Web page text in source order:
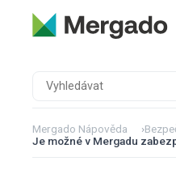
Mergado Nápověda ›
Je možné v Mergadu